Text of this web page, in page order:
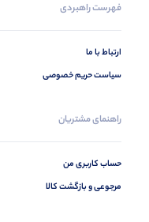
فهرست راهبردی
ارتباط با ما
سیاست حریم خصوصی
راهنمای مشتریان
حساب کاربری من
مرجوعی و بازگشت کالا